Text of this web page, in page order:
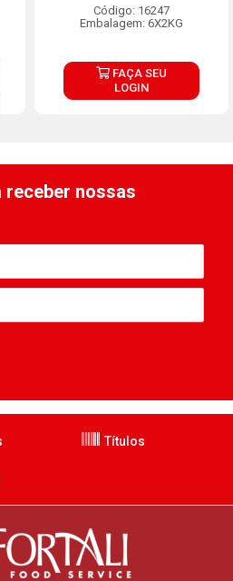
Código: 16247
Embalagem: 6X2KG
FAÇA SEU
LOGIN
receber nossas
Títulos